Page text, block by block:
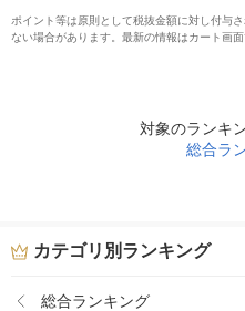
ポイント等は原則として税抜金額に対し付与
ない場合があります。最新の情報はカート画面
対象のランキ
総合ラ
カテゴリ別ランキング
総合ランキング